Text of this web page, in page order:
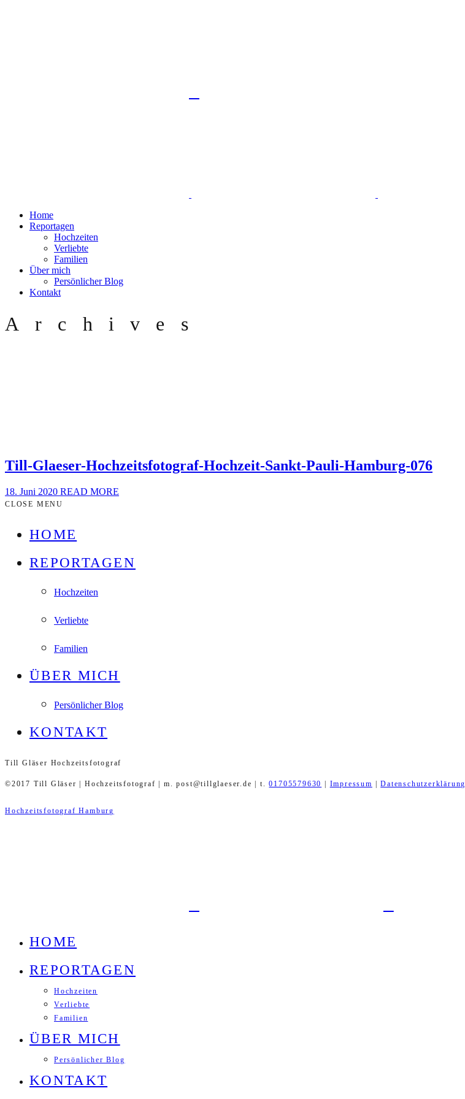
Home
Reportagen
Hochzeiten
Verliebte
Familien
Über mich
Persönlicher Blog
Kontakt
Archives
Till-Glaeser-Hochzeitsfotograf-Hochzeit-Sankt-Pauli-Hamburg-076
18. Juni 2020 READ MORE
CLOSE MENU
HOME
REPORTAGEN
Hochzeiten
Verliebte
Familien
ÜBER MICH
Persönlicher Blog
KONTAKT
Till Gläser Hochzeitsfotograf
©2017 Till Gläser | Hochzeitsfotograf | m. post@tillglaeser.de | t.01705579630 | Impressum |Datenschutzerklärung
Hochzeitsfotograf Hamburg
HOME
REPORTAGEN
Hochzeiten
Verliebte
Familien
ÜBER MICH
Persönlicher Blog
KONTAKT